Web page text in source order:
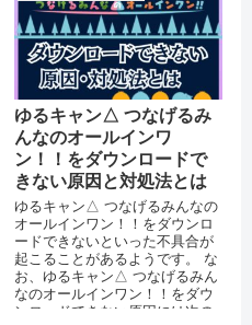
ゆるキャン△ つなげるみ
んなのオールインワ
ン！！をダウンロードで
きない原因と対処法とは
ゆるキャン△ つなげるみんなの
オールインワン！！をダウンロ
ードできないといった不具合が
起こることがあるようです。 な
お、ゆるキャン△ つなげるみん
なのオールインワン！！をダウ
ンロードできない原因には次の